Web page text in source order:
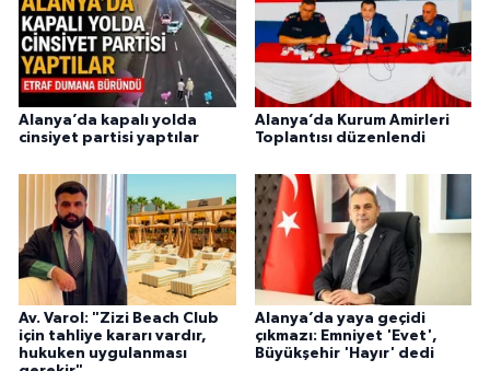
Alanya’da kapalı yolda
cinsiyet partisi yaptılar
Alanya’da Kurum Amirleri
Toplantısı düzenlendi
Av. Varol: "Zizi Beach Club
için tahliye kararı vardır,
hukuken uygulanması
Alanya’da yaya geçidi
çıkmazı: Emniyet 'Evet',
Büyükşehir 'Hayır' dedi